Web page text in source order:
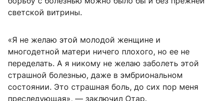
светской витрины.
«Я не желаю этой молодой женщине и
многодетной матери ничего плохого, но ее не
переделать. А я никому не желаю заболеть этой
страшной болезнью, даже в эмбриональном
состоянии. Это страшная боль, до сих пор меня
преследующая», — заключил Отар.